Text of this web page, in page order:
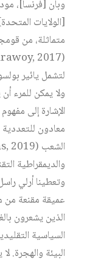
وبان [فرنسا]،
[الولايات
متماثلة، من
لتشمل يائير
ولا يمكن للمرء
الإشارة إلى
معادون
والديمقراطية
عميقة مقنعة من
الذين يشعرون
السياسية
البيئة والهجرة.